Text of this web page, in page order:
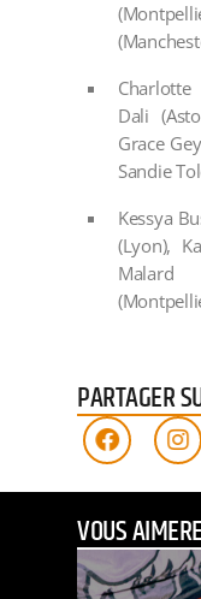
Dali
Grace
Sandie
Kessya
(Lyon),
Malard
PARTAGER
VOUS